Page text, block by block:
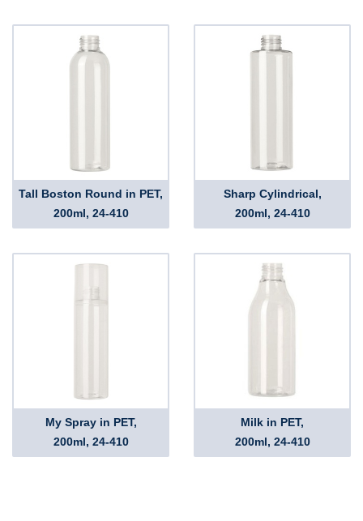
Tall Boston Round in PET,
200ml, 24-410
Sharp Cylindrical,
200ml, 24-410
My Spray in PET,
200ml, 24-410
Milk in PET,
200ml, 24-410